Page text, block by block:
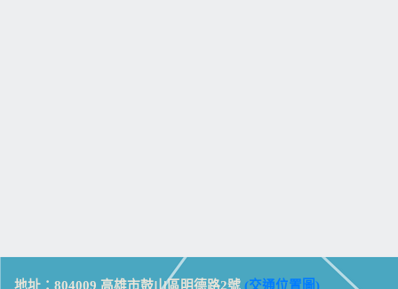
地址：804009 高雄市鼓山區明德路2號 (交通位置圖)